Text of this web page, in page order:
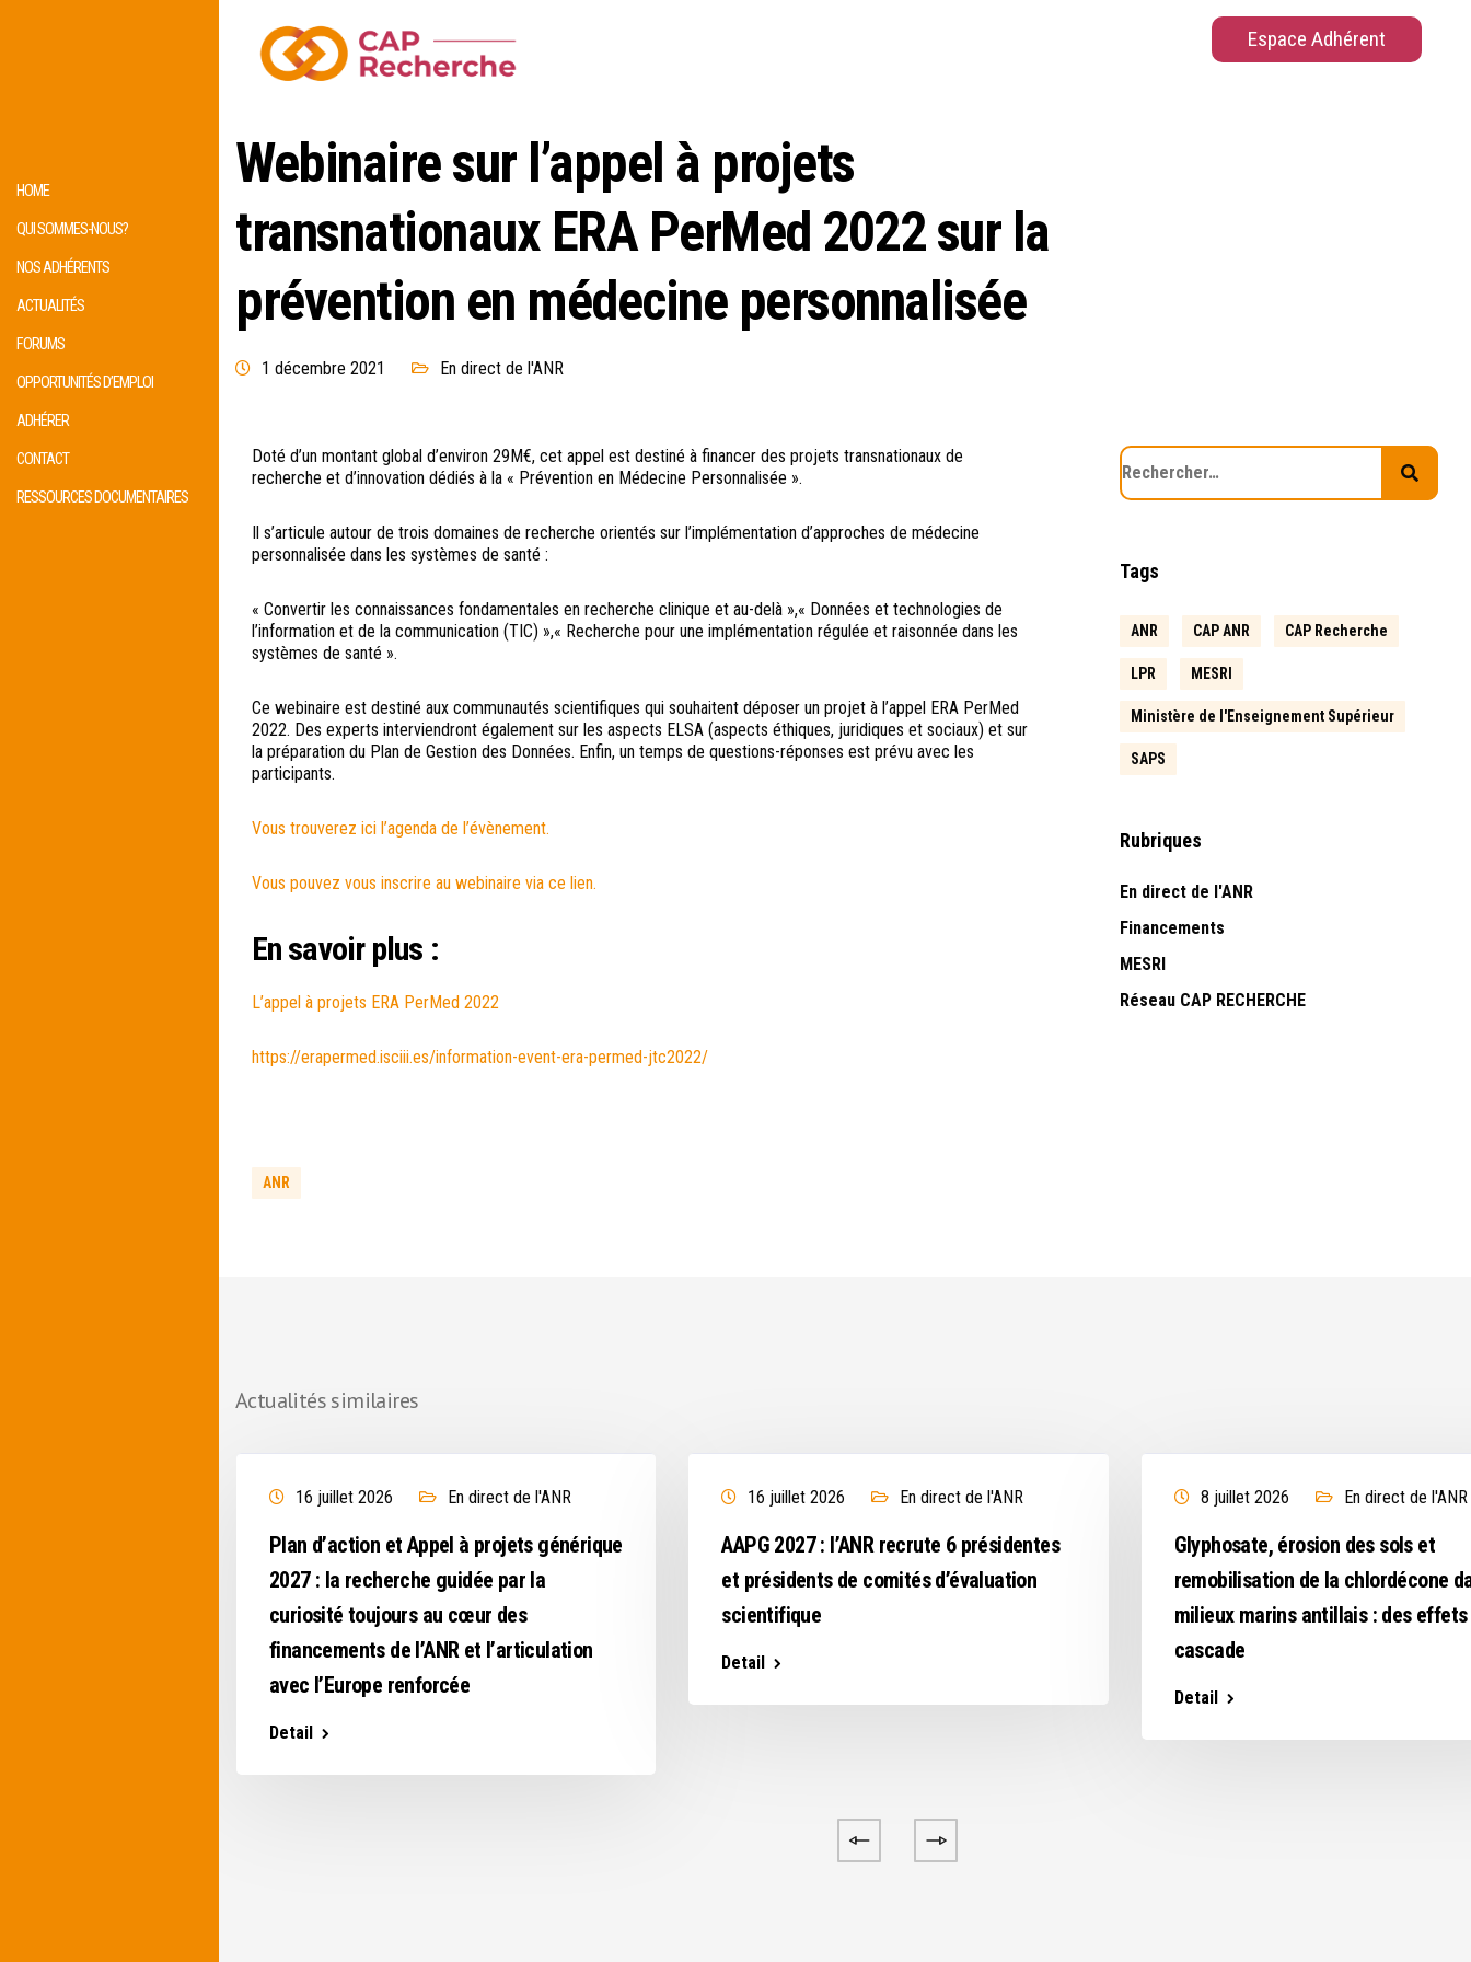
HOME
QUI SOMMES-NOUS?
NOS ADHÉRENTS
ACTUALITÉS
FORUMS
OPPORTUNITÉS D’EMPLOI
ADHÉRER
CONTACT
RESSOURCES DOCUMENTAIRES
Espace Adhérent
Webinaire sur l’appel à projets
transnationaux ERA PerMed 2022 sur la
prévention en médecine personnalisée
1 décembre 2021 En direct de l'ANR
Doté d’un montant global d’environ 29M€, cet appel est destiné à financer des projets transnationaux de
recherche et d’innovation dédiés à la « Prévention en Médecine Personnalisée ».
Il s’articule autour de trois domaines de recherche orientés sur l’implémentation d’approches de médecine
personnalisée dans les systèmes de santé :
« Convertir les connaissances fondamentales en recherche clinique et au-delà »,« Données et technologies de
l’information et de la communication (TIC) »,« Recherche pour une implémentation régulée et raisonnée dans les
systèmes de santé ».
Ce webinaire est destiné aux communautés scientifiques qui souhaitent déposer un projet à l’appel ERA PerMed
2022. Des experts interviendront également sur les aspects ELSA (aspects éthiques, juridiques et sociaux) et sur
la préparation du Plan de Gestion des Données. Enfin, un temps de questions-réponses est prévu avec les
participants.
Vous trouverez ici l’agenda de l’évènement.
Vous pouvez vous inscrire au webinaire via ce lien.
En savoir plus :
L’appel à projets ERA PerMed 2022
https://erapermed.isciii.es/information-event-era-permed-jtc2022/
ANR
Tags
ANR CAP ANR CAP Recherche
LPR MESRI
Ministère de l'Enseignement Supérieur
SAPS
Rubriques
En direct de l'ANR
Financements
MESRI
Réseau CAP RECHERCHE
Actualités similaires
16 juillet 2026 En direct de l'ANR
Plan d’action et Appel à projets générique
2027 : la recherche guidée par la
curiosité toujours au cœur des
financements de l’ANR et l’articulation
avec l’Europe renforcée
Detail
16 juillet 2026 En direct de l'ANR
AAPG 2027 : l’ANR recrute 6 présidentes
et présidents de comités d’évaluation
scientifique
Detail
8 juillet 2026 En direct de l'ANR
Glyphosate, érosion des sols et
remobilisation de la chlordécone
milieux marins antillais : des effets
cascade
Detail